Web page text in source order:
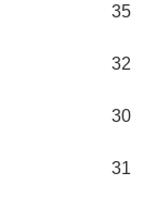
35
32
30
31